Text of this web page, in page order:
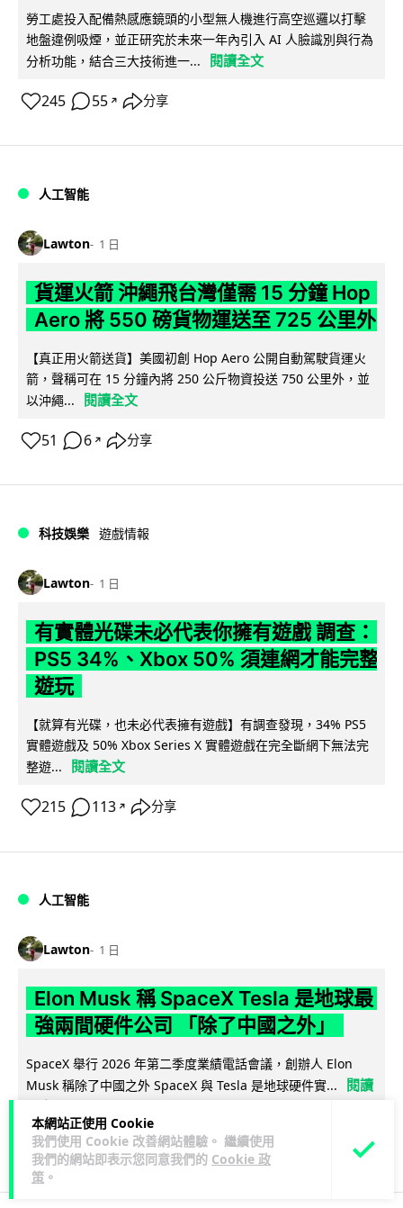
本網站正使用 Cookie
我們使用 Cookie 改善網站體驗。 繼續使用
我們的網站即表示您同意我們的 Cookie 政
策 。
勞工處投入配備熱感應鏡頭的小型無人機進行高空巡邏以打擊
地盤違例吸煙，並正研究於未來一年內引入 AI 人臉識別與行為
分析功能，結合三大技術進一...
閱讀全文
245 55 ↗ 分享
人工智能
Lawton 1 日
貨運火箭 沖繩飛台灣僅需 15 分鐘 Hop
Aero 將 550 磅貨物運送至 725 公里外
【真正用火箭送貨】美國初創 Hop Aero 公開自動駕駛貨運火
箭，聲稱可在 15 分鐘內將 250 公斤物資投送 750 公里外，並
以沖繩...
閱讀全文
51 6 ↗ 分享
科技娛樂 遊戲情報
Lawton 1 日
有實體光碟未必代表你擁有遊戲 調查：
PS5 34%、Xbox 50% 須連網才能完整
遊玩
【就算有光碟，也未必代表擁有遊戲】有調查發現，34% PS5
實體遊戲及 50% Xbox Series X 實體遊戲在完全斷網下無法完
整遊...
閱讀全文
215 113 ↗ 分享
人工智能
Lawton 1 日
Elon Musk 稱 SpaceX Tesla 是地球最
強兩間硬件公司 「除了中國之外」
SpaceX 舉行 2026 年第二季度業績電話會議，創辦人 Elon
Musk 稱除了中國之外 SpaceX 與 Tesla 是地球硬件實...
閱讀
216 25 ↗ 分享